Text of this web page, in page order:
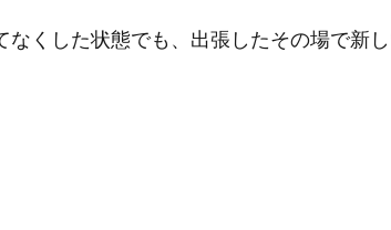
なくした状態でも、出張したその場で新